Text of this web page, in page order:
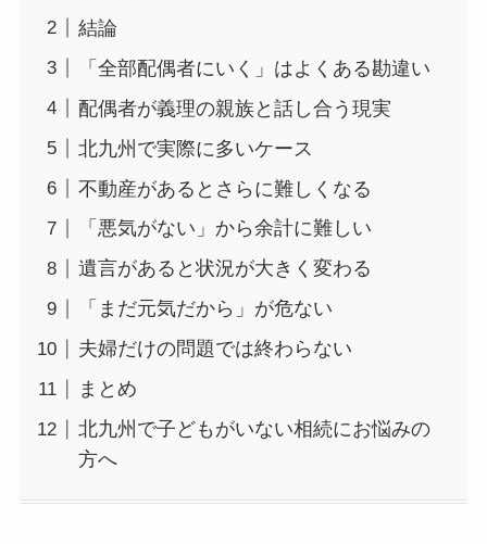
結論
「全部配偶者にいく」はよくある勘違い
配偶者が義理の親族と話し合う現実
北九州で実際に多いケース
不動産があるとさらに難しくなる
「悪気がない」から余計に難しい
遺言があると状況が大きく変わる
「まだ元気だから」が危ない
夫婦だけの問題では終わらない
まとめ
北九州で子どもがいない相続にお悩みの
方へ